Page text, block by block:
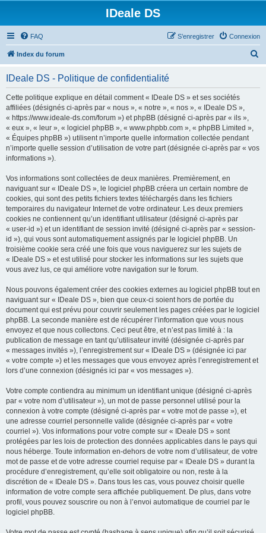
IDeale DS
FAQ Connexion
S’enregistrer
Index du forum
IDeale DS - Politique de confidentialité
Cette politique explique en détail comment « IDeale DS » et ses sociétés
affiliées (désignés ci-après par « nous », « notre », « nos », « IDeale DS »,
« https://www.ideale-ds.com/forum ») et phpBB (désigné ci-après par « ils »,
« eux », « leur », « logiciel phpBB », « www.phpbb.com », « phpBB Limited »,
« Équipes phpBB ») utilisent n’importe quelle information collectée pendant
n’importe quelle session d’utilisation de votre part (désignée ci-après par « vos
informations »).
Vos informations sont collectées de deux manières. Premièrement, en
naviguant sur « IDeale DS », le logiciel phpBB créera un certain nombre de
cookies, qui sont des petits fichiers textes téléchargés dans les fichiers
temporaires du navigateur Internet de votre ordinateur. Les deux premiers
cookies ne contiennent qu’un identifiant utilisateur (désigné ci-après par
« user-id ») et un identifiant de session invité (désigné ci-après par « session-
id »), qui vous sont automatiquement assignés par le logiciel phpBB. Un
troisième cookie sera créé une fois que vous naviguerez sur les sujets de
« IDeale DS » et est utilisé pour stocker les informations sur les sujets que
vous avez lus, ce qui améliore votre navigation sur le forum.
Nous pouvons également créer des cookies externes au logiciel phpBB tout en
naviguant sur « IDeale DS », bien que ceux-ci soient hors de portée du
document qui est prévu pour couvrir seulement les pages créées par le logiciel
phpBB. La seconde manière est de récupérer l’information que vous nous
envoyez et que nous collectons. Ceci peut être, et n’est pas limité à : la
publication de message en tant qu’utilisateur invité (désignée ci-après par
« messages invités »), l’enregistrement sur « IDeale DS » (désignée ici par
« votre compte ») et les messages que vous envoyez après l’enregistrement et
lors d’une connexion (désignés ici par « vos messages »).
Votre compte contiendra au minimum un identifiant unique (désigné ci-après
par « votre nom d’utilisateur »), un mot de passe personnel utilisé pour la
connexion à votre compte (désigné ci-après par « votre mot de passe »), et
une adresse courriel personnelle valide (désignée ci-après par « votre
courriel »). Vos informations pour votre compte sur « IDeale DS » sont
protégées par les lois de protection des données applicables dans le pays qui
nous héberge. Toute information en-dehors de votre nom d’utilisateur, de votre
mot de passe et de votre adresse courriel requise par « IDeale DS » durant la
procédure d’enregistrement, qu’elle soit obligatoire ou non, reste à la
discrétion de « IDeale DS ». Dans tous les cas, vous pouvez choisir quelle
information de votre compte sera affichée publiquement. De plus, dans votre
profil, vous pouvez souscrire ou non à l’envoi automatique de courriel par le
logiciel phpBB.